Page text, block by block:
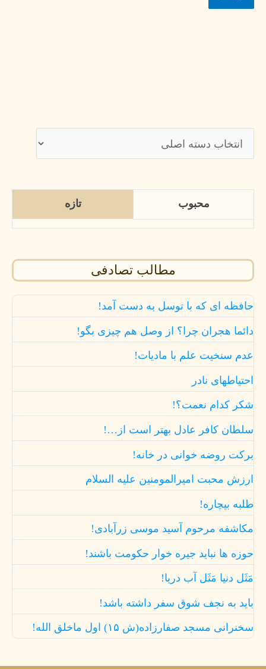
تازه محبوب
مطالب تصادفی
حافظه ای که با توسل به دست آمد!
دائما هجران چرا؟ از وصل هم چیزی بگو!
عدم سنخیت علم با مادیات!
احتیاطهای نادر
شکر کدام نعمت؟!
سلطان کافر عادل بهتر است از…!
برکت روضه خوانی در خانه!
ارزش محبت امیرالمومنین علیه السلام
طلبه بیچاره!
مکاشفه مرحوم آسید موسی زرآبادی!
حوزه ها نباید جیره خوار حکومت باشند!
مَثَل دنیا مَثَل آب دریا!
باید به نجف شوق سفر داشته باشد!
سخنرانی مسجد صفارزاده(ش ۱۵) اول ماخلق الله!